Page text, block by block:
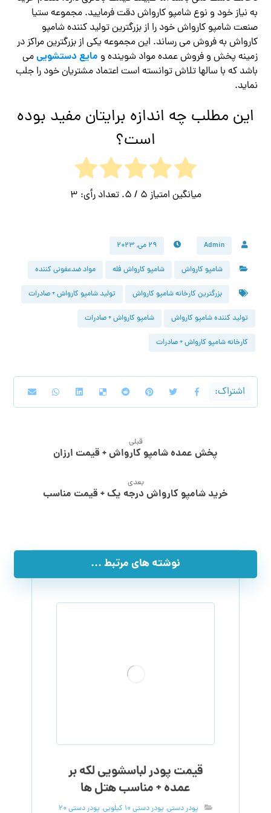
به نیاز خود و نوع شامپو کارواش دقت فرمایید. مجموعه ستیا
صنعت شامپو کارواش خود را از بزرگترین تولید کننده شامپو
کارواش به فروش می رساند. این مجموعه یکی از بزرگترین مراکز در
زمینه پخش و فروش عمده مواد شوینده و مایع دستشوییمی
باشد که با سالها تلاش توانسته است اعتماد مشتریان خود را جلب
نماید.
این مطلب چه اندازه برایتان مفید بوده
است؟
میانگین امتیاز 5 / 5. تعداد رأی: 3
Admin ۲۹ می, ۲۰۲۳
شامپو کارواش شامپو کارواش فله مواد ضدعفونی کننده
بزرگترین کارخانه شامپو کارواش تولید شامپو کارواش + صادرات
تولید کننده شامپو کارواش شامپو کارواش + صادرات
کارخانه شامپو کارواش + صادرات
قبلی
پخش عمده شامپو کارواش + قیمت ارزان
بعدی
خرید شامپو کارواش درجه یک + قیمت مناسب
نوشته های مرتبط ...
قیمت پودر لباسشویی لکه بر
عمده + مناسب هتل ها
پودر دستی, پودر دستی 10 کیلویی ,
پودر دستی 20